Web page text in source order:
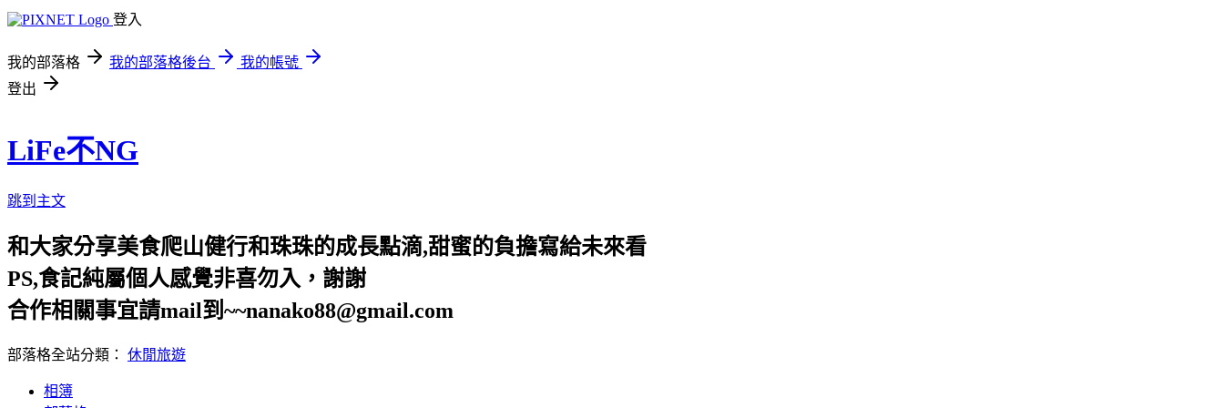
登入
我的部落格 我的部落格後台
我的帳號
登出
LiFe不NG
跳到主文
和大家分享美食爬山健行和珠珠的成長點滴,甜蜜的負擔寫給未來看
PS,食記純屬個人感覺非喜勿入，謝謝
合作相關事宜請mail到~~nanako88@gmail.com
部落格全站分類： 休閒旅遊
相簿